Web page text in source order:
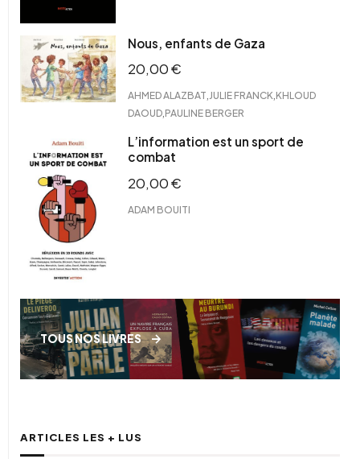
Nous, enfants de Gaza
20,00€
AHMED ALAZBAT JULIE FRANCK KHLOUD
DAOUD PAULINE BERGER
L’information est un sport de
combat
20,00€
ADAM BOUITI
TOUS NOS LIVRES
ARTICLES LES + LUS